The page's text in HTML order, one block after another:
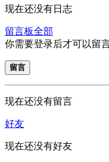
现在还没有日志
留言板全部
你需要登录后才可以留
留言
现在还没有留言
好友
现在还没有好友